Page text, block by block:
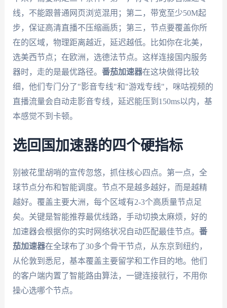
线，不能跟普通网页浏览混用；第二，带宽至少50M起
步，保证高清直播不压缩画质；第三，节点要覆盖你所
在的区域，物理距离越近，延迟越低。比如你在北美，
选美西节点；在欧洲，选德法节点。这样连接国内服务
器时，走的是最优路径。 番茄加速器在这块做得比较
细，他们专门分了"影音专线"和"游戏专线"，咪咕视频的
直播流量会自动走影音专线，延迟能压到150ms以内，基
本感觉不到卡顿。
选回国加速器的四个硬指标
别被花里胡哨的宣传忽悠，抓住核心四点。第一点，全
球节点分布和智能调度。节点不是越多越好，而是越精
越好。覆盖主要大洲，每个区域有2-3个高质量节点足
矣。关键是智能推荐最优线路，手动切换太麻烦，好的
加速器会根据你的实时网络状况自动匹配最佳节点。 番
茄加速器在全球布了30多个骨干节点，从东京到纽约，
从伦敦到悉尼，基本覆盖主要留学和工作目的地。他们
的客户端内置了智能路由算法，一键连接就行，不用你
操心选哪个节点。